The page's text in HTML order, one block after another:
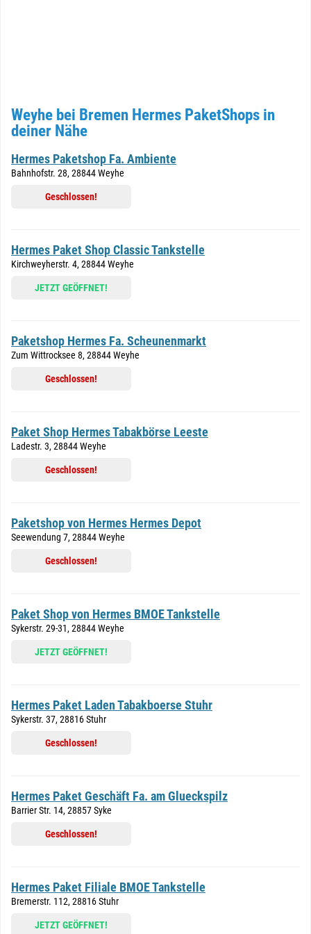
Weyhe bei Bremen Hermes PaketShops in
deiner Nähe
Hermes Paketshop Fa. Ambiente
Bahnhofstr. 28, 28844 Weyhe
Geschlossen!
Hermes Paket Shop Classic Tankstelle
Kirchweyherstr. 4, 28844 Weyhe
JETZT GEÖFFNET!
Paketshop Hermes Fa. Scheunenmarkt
Zum Wittrocksee 8, 28844 Weyhe
Geschlossen!
Paket Shop Hermes Tabakbörse Leeste
Ladestr. 3, 28844 Weyhe
Geschlossen!
Paketshop von Hermes Hermes Depot
Seewendung 7, 28844 Weyhe
Geschlossen!
Paket Shop von Hermes BMOE Tankstelle
Sykerstr. 29-31, 28844 Weyhe
JETZT GEÖFFNET!
Hermes Paket Laden Tabakboerse Stuhr
Sykerstr. 37, 28816 Stuhr
Geschlossen!
Hermes Paket Geschäft Fa. am Glueckspilz
Barrier Str. 14, 28857 Syke
Geschlossen!
Hermes Paket Filiale BMOE Tankstelle
Bremerstr. 112, 28816 Stuhr
JETZT GEÖFFNET!